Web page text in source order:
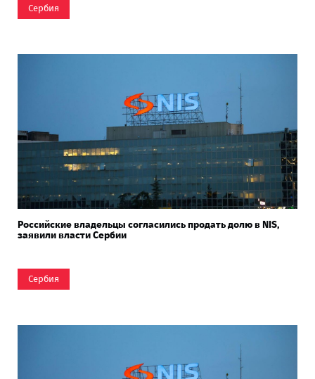
Сербия
Российские владельцы согласились продать долю в NIS,
заявили власти Сербии
Сербия